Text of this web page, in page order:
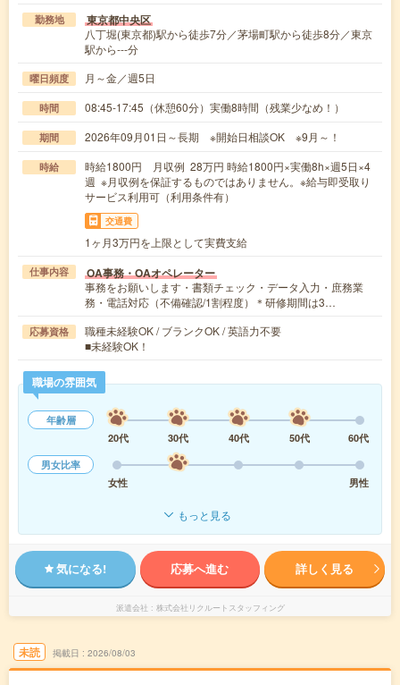
勤務地 東京都中央区
八丁堀(東京都)駅から徒歩7分／茅場町駅から徒歩8分／東京
駅から---分
曜日頻度 月～金／週5日
時間 08:45-17:45（休憩60分）実働8時間（残業少なめ！）
期間 2026年09月01日～長期 ※開始日相談OK ※9月～！
時給
時給1800円 月収例 28万円 時給1800円×実働8h×週5日×4
週 ※月収例を保証するものではありません。※給与即受取り
サービス利用可（利用条件有）
交通費
1ヶ月3万円を上限として実費支給
仕事内容 OA事務・OAオペレーター
事務をお願いします・書類チェック・データ入力・庶務業
務・電話対応（不備確認/1割程度）＊研修期間は3…
応募資格
職種未経験OK / ブランクOK / 英語力不要
■未経験OK！
職場の雰囲気
年齢層
20代
30代 40代 50代
60代
男女比率
女性
男性
もっと見る
気になる! 応募へ進む 詳しく見る
派遣会社 株式会社リクルートスタッフィング
未読 掲載日 2026/08/03